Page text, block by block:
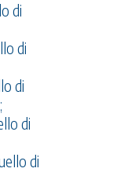
di
di
di
di
di